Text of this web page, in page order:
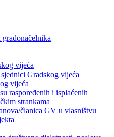
vijeća
Gradskog vijeća
vijeća
raspoređenih i isplaćenih
strankama
članica GV u vlasništvu